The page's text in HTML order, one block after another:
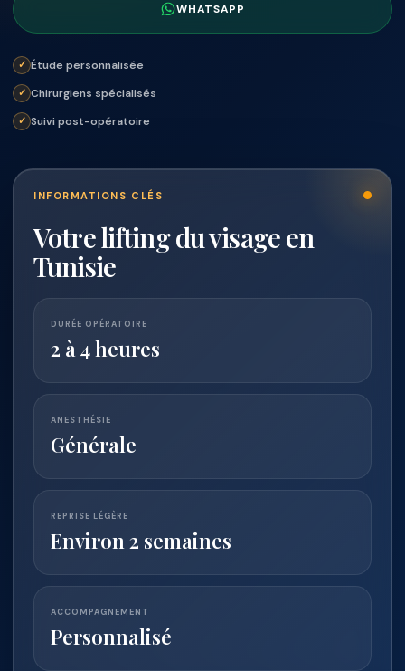
WHATSAPP
Étude personnalisée
Chirurgiens spécialisés
Suivi post-opératoire
INFORMATIONS CLÉS
Votre lifting du visage en
Tunisie
DURÉE OPÉRATOIRE
2 à 4 heures
ANESTHÉSIE
Générale
REPRISE LÉGÈRE
Environ 2 semaines
ACCOMPAGNEMENT
Personnalisé